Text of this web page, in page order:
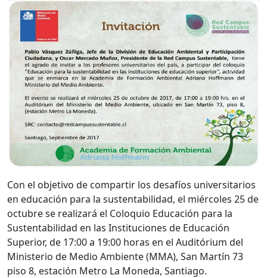
Con el objetivo de compartir los desafíos universitarios
en educación para la sustentabilidad, el miércoles 25 de
octubre se realizará el Coloquio Educación para la
Sustentabilidad en las Instituciones de Educación
Superior, de 17:00 a 19:00 horas en el Auditórium del
Ministerio de Medio Ambiente (MMA), San Martín 73
piso 8, estación Metro La Moneda, Santiago.